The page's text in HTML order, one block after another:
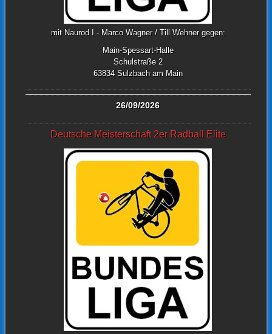
mit Naurod I - Marco Wagner / Till Wehner gegen:
Main-Spessart-Halle
Schulstraße 2
63834 Sulzbach am Main
26/09/2026
Deutsche Meisterschaft 2er Radball Elite